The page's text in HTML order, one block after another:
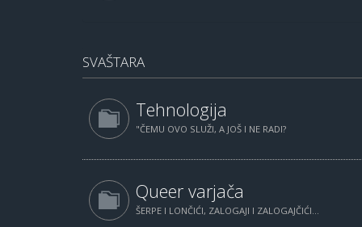
SVAŠTARA
Tehnologija
"ČEMU OVO SLUŽI, A JOŠ I NE RADI?
Queer varjača
ŠERPE I LONČIĆI, ZALOGAJI I ZALOGAJČIĆI...